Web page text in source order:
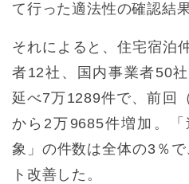
て行った適法性の確認結
それによると、住宅宿泊
者12社、国内事業者50
延べ7万1289件で、前回
から2万9685件増加。
象」の件数は全体の3％
ト改善した。